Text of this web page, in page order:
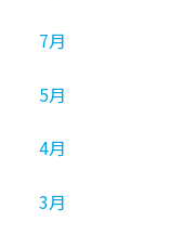
7月
5月
4月
3月